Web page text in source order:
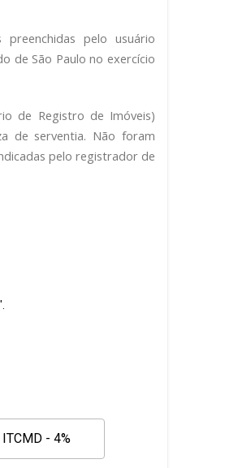
pelo usuário
de São Paulo no exercício
de Registro de Imóveis)
de serventia. Não foram
pelo registrador de